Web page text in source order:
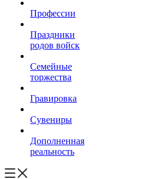
Профессии
Праздники
родов войск
Семейные
торжества
Гравировка
Сувениры
Дополненная
реальность